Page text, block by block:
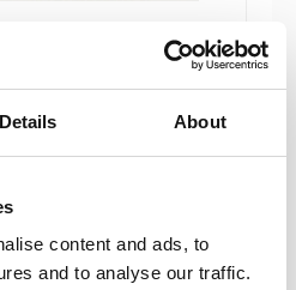
Details About
content and ads, to
and to analyse our traffic.
9,90 €*
Warenkorb